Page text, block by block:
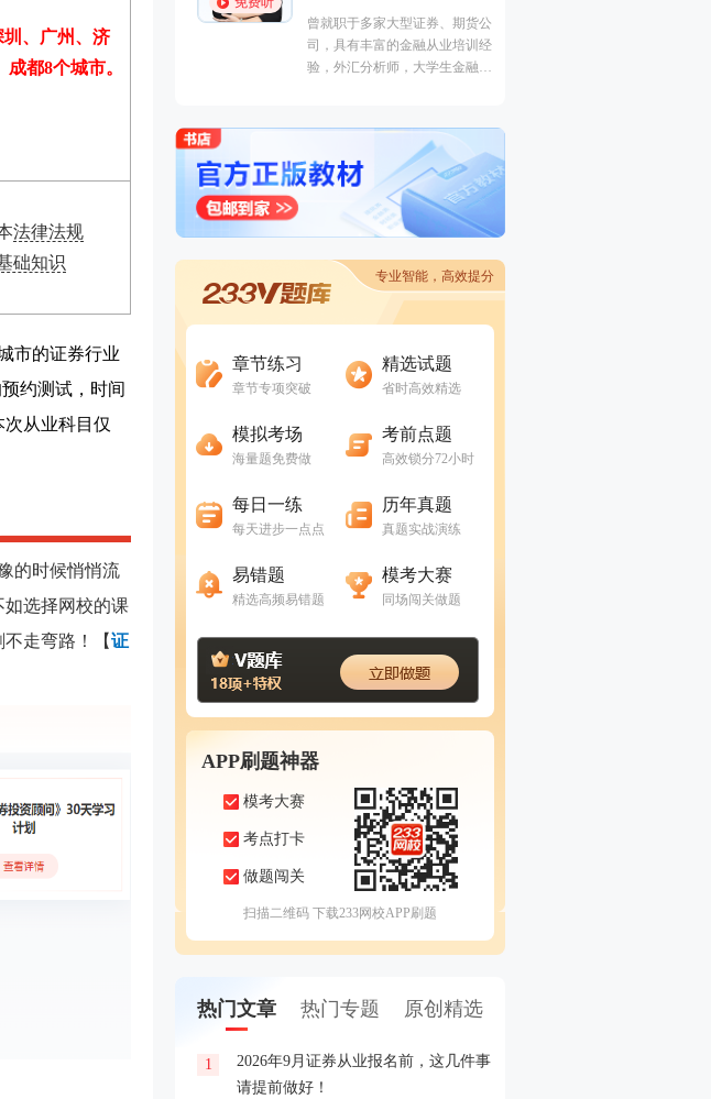
、广州、济
都8个城市。
法律法规
础知识
市的证券行业
约测试，时间
次从业科目仅
的时候悄悄流
选择网校的课
走弯路！【证
曾就职于多家大型证券、期货公
司，具有丰富的金融从业培训经
验，外汇分析师，大学生金融交
免费听
从事金融类考试培训多年，知名
金融培训师、金融机构中层管
理、清华大学出版社金融教材副
的“一哥”。
专业智能，高效提分
章节练习
章节专项突破
精选试题
省时高效精选
模拟考场
海量题免费做
考前点题
高效锁分72小时
每日一练
每天进步一点点
历年真题
真题实战演练
易错题
精选高频易错题
模考大赛
同场闯关做题
APP刷题神器
模考大赛
考点打卡
做题闯关
扫描二维码 下载233网校APP刷题
热门文章 热门专题 原创精选
1
2026年9月证券从业报名前，这几件事
请提前做好！